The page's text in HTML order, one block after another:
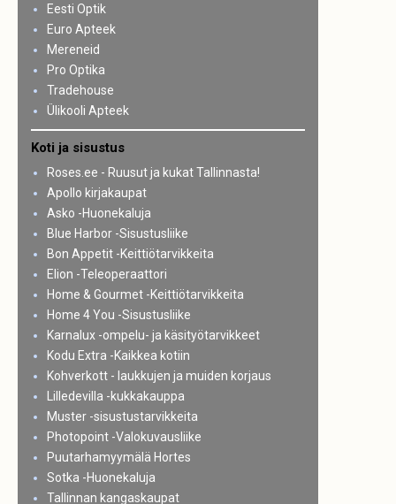
Eesti Optik
Euro Apteek
Mereneid
Pro Optika
Tradehouse
Ülikooli Apteek
Koti ja sisustus
Roses.ee - Ruusut ja kukat Tallinnasta!
Apollo kirjakaupat
Asko -Huonekaluja
Blue Harbor -Sisustusliike
Bon Appetit -Keittiötarvikkeita
Elion -Teleoperaattori
Home & Gourmet -Keittiötarvikkeita
Home 4 You -Sisustusliike
Karnalux -ompelu- ja käsityötarvikkeet
Kodu Extra -Kaikkea kotiin
Kohverkott - laukkujen ja muiden korjaus
Lilledevilla -kukkakauppa
Muster -sisustustarvikkeita
Photopoint -Valokuvausliike
Puutarhamyymälä Hortes
Sotka -Huonekaluja
Tallinnan kangaskaupat